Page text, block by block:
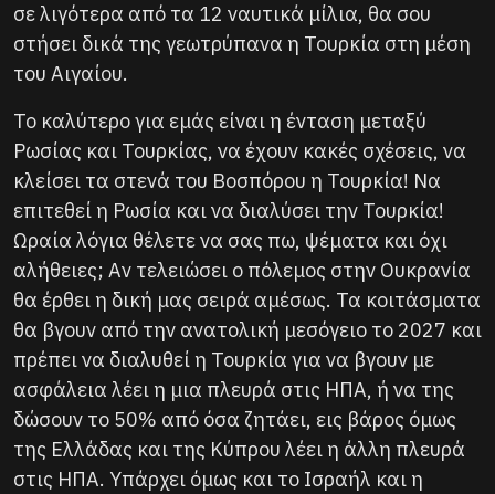
σε λιγότερα από τα 12 ναυτικά μίλια, θα σου
στήσει δικά της γεωτρύπανα η Τουρκία στη μέση
του Αιγαίου.
Το καλύτερο για εμάς είναι η ένταση μεταξύ
Ρωσίας και Τουρκίας, να έχουν κακές σχέσεις, να
κλείσει τα στενά του Βοσπόρου η Τουρκία! Να
επιτεθεί η Ρωσία και να διαλύσει την Τουρκία!
Ωραία λόγια θέλετε να σας πω, ψέματα και όχι
αλήθειες; Αν τελειώσει ο πόλεμος στην Ουκρανία
θα έρθει η δική μας σειρά αμέσως. Τα κοιτάσματα
θα βγουν από την ανατολική μεσόγειο το 2027 και
πρέπει να διαλυθεί η Τουρκία για να βγουν με
ασφάλεια λέει η μια πλευρά στις ΗΠΑ, ή να της
δώσουν το 50% από όσα ζητάει, εις βάρος όμως
της Ελλάδας και της Κύπρου λέει η άλλη πλευρά
στις ΗΠΑ. Υπάρχει όμως και το Ισραήλ και η